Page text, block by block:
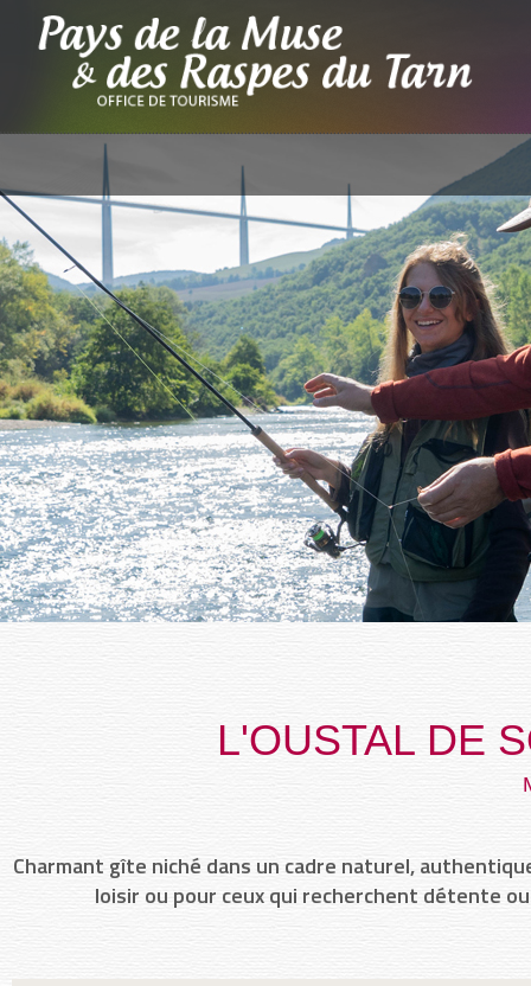
L'OUSTAL DE
Charmant gîte niché dans un cadre naturel,
loisir ou pour ceux qui recherchent détente